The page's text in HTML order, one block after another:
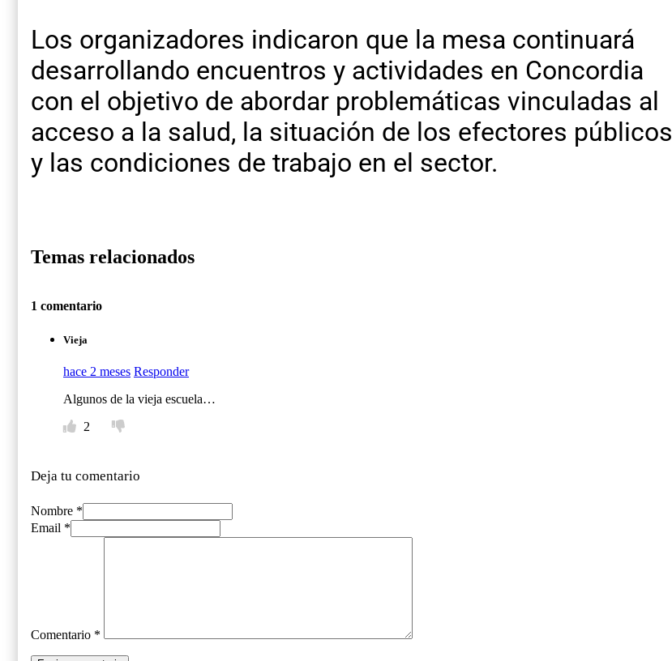
Los organizadores indicaron que la mesa continuará
desarrollando encuentros y actividades en Concordia
con el objetivo de abordar problemáticas vinculadas al
acceso a la salud, la situación de los efectores públicos
y las condiciones de trabajo en el sector.
Temas relacionados
1 comentario
Vieja
hace 2 meses Responder
Algunos de la vieja escuela…
2
Deja tu comentario
Nombre *
Email *
Comentario *